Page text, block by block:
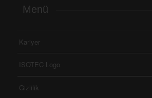
Menü
Kariyer
ISOTEC Logo
Gizlilik